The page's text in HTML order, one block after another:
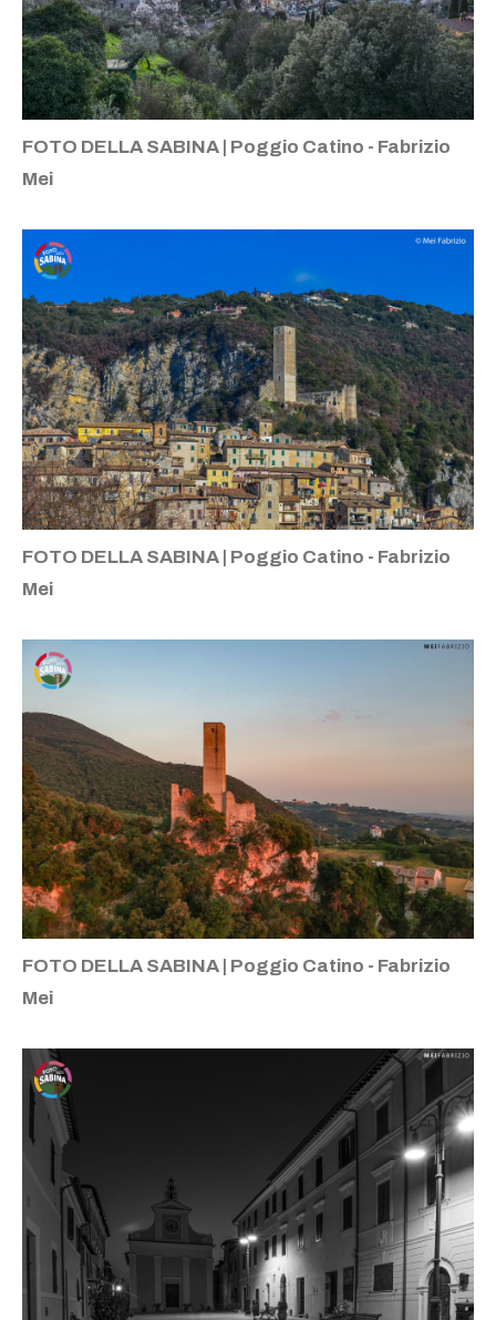
FOTO DELLA SABINA | Poggio Catino - Fabrizio
Mei
FOTO DELLA SABINA | Poggio Catino - Fabrizio
Mei
FOTO DELLA SABINA | Poggio Catino - Fabrizio
Mei